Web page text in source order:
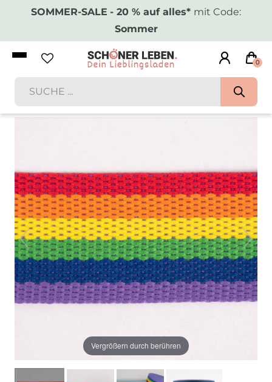
SOMMER-SALE - 20 % auf alles* mit Code:
Sommer
0
Vergrößern durch berühren